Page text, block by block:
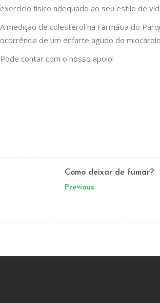
exercício físico adequado ao seu estilo de
A medição de colesterol na Farmácia do
ocorrência de um enfarte agudo do
Pode contar com o nosso apoio!
Como deixar de fumar?
Previous